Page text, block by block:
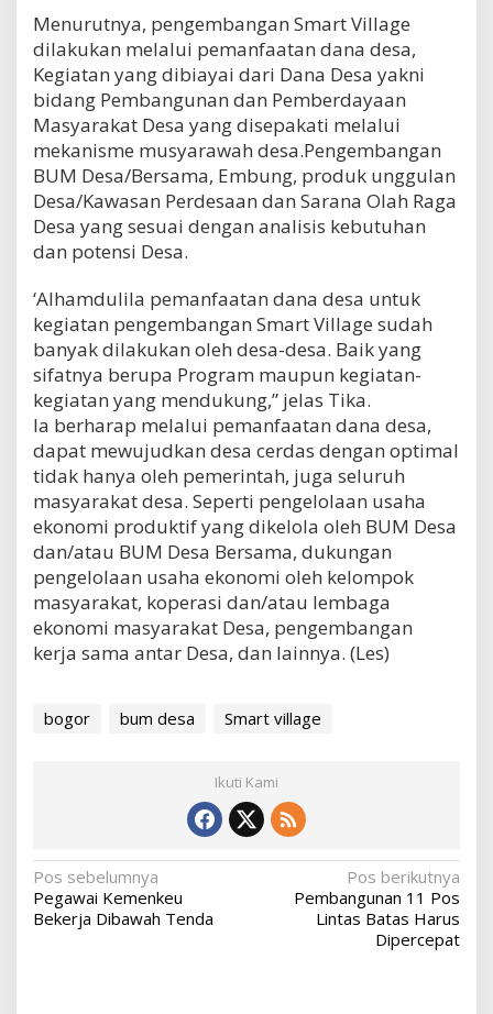
Menurutnya, pengembangan Smart Village
dilakukan melalui pemanfaatan dana desa,
Kegiatan yang dibiayai dari Dana Desa yakni
bidang Pembangunan dan Pemberdayaan
Masyarakat Desa yang disepakati melalui
mekanisme musyarawah desa.Pengembangan
BUM Desa/Bersama, Embung, produk unggulan
Desa/Kawasan Perdesaan dan Sarana Olah Raga
Desa yang sesuai dengan analisis kebutuhan
dan potensi Desa.
‘Alhamdulila pemanfaatan dana desa untuk
kegiatan pengembangan Smart Village sudah
banyak dilakukan oleh desa-desa. Baik yang
sifatnya berupa Program maupun kegiatan-
kegiatan yang mendukung,” jelas Tika.
Ia berharap melalui pemanfaatan dana desa,
dapat mewujudkan desa cerdas dengan optimal
tidak hanya oleh pemerintah, juga seluruh
masyarakat desa. Seperti pengelolaan usaha
ekonomi produktif yang dikelola oleh BUM Desa
dan/atau BUM Desa Bersama, dukungan
pengelolaan usaha ekonomi oleh kelompok
masyarakat, koperasi dan/atau lembaga
ekonomi masyarakat Desa, pengembangan
kerja sama antar Desa, dan lainnya. (Les)
bogor bum desa Smart village
Ikuti Kami
N
a
Pos sebelumnya
Pegawai Kemenkeu
Bekerja Dibawah Tenda
Pos berikutnya
Pembangunan 11 Pos
Lintas Batas Harus
Dipercepat